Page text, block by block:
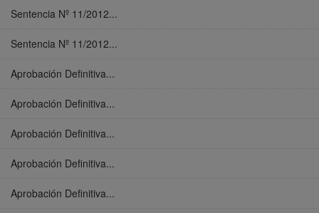
Sentencia Nº 11/2012...
Sentencia Nº 11/2012...
Aprobación Definitiva...
Aprobación Definitiva...
Aprobación Definitiva...
Aprobación Definitiva...
Aprobación Definitiva...